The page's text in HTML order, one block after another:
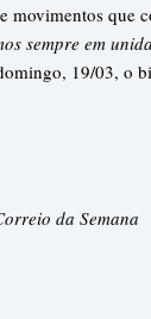
movimentos que
sempre em
19/03, o
da Semana